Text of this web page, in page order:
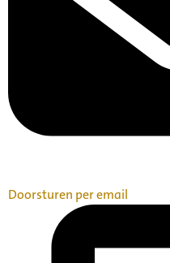
Doorsturen per email